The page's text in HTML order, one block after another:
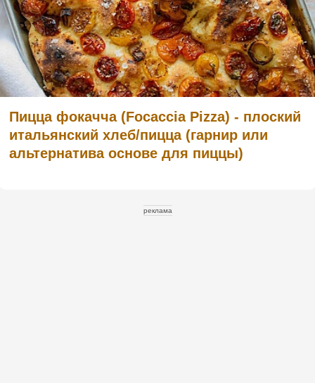
Пицца фокачча (Focaccia Pizza) - плоский
итальянский хлеб/пицца (гарнир или
альтернатива основе для пиццы)
реклама